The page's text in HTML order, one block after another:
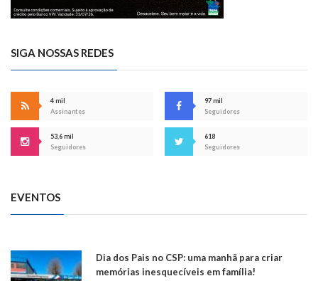
SIGA NOSSAS REDES
4 mil
Assinantes
97 mil
Seguidores
53,6 mil
Seguidores
618
Seguidores
EVENTOS
Dia dos Pais no CSP: uma manhã para criar
memórias inesquecíveis em família!